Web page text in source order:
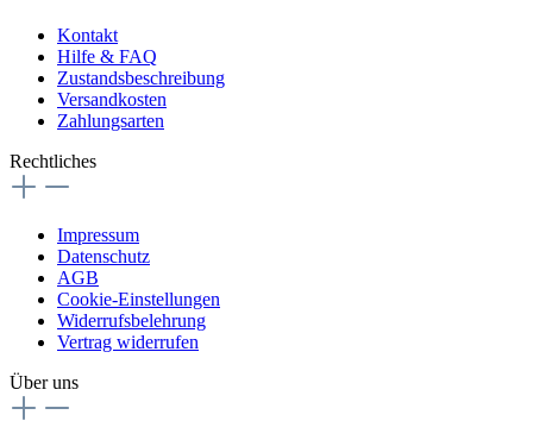
Kontakt
Hilfe & FAQ
Zustandsbeschreibung
Versandkosten
Zahlungsarten
Rechtliches
Impressum
Datenschutz
AGB
Cookie-Einstellungen
Widerrufsbelehrung
Vertrag widerrufen
Über uns